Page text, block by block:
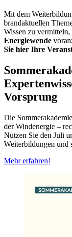
Mit dem
brandaktuellen
Wissen zu
Energiewende
Sie hier Ihre
Vorsprung
Die
der Windenergie –
Nutzen Sie den Juli
Weiterbildungen und
Mehr erfahren!